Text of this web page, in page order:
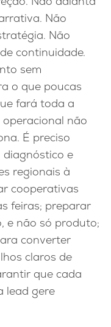
Não
Não
continuidade.
sem
o que poucas
fará toda a
não
É preciso
diagnóstico e
regionais à
cooperativas
feiras; preparar
e não só produto;
converter
claros de
que cada
lead gere